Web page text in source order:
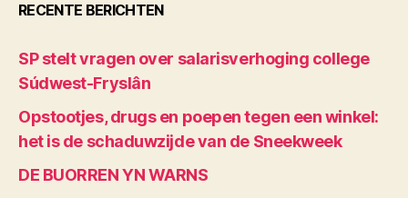
RECENTE BERICHTEN
SP stelt vragen over salarisverhoging college
Súdwest-Fryslân
Opstootjes, drugs en poepen tegen een winkel:
het is de schaduwzijde van de Sneekweek
DE BUORREN YN WARNS